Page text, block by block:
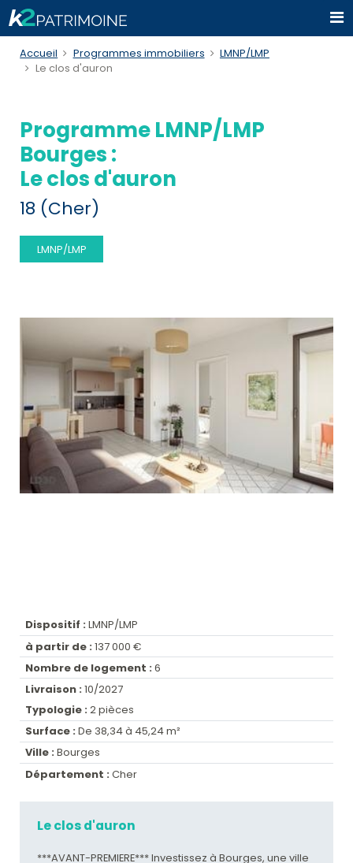
Accueil Programmes immobiliers
LMNP/LMP
Le clos d'auron
Programme LMNP/LMP
Bourges :
Le clos d'auron
18 (Cher)
LMNP/LMP
Dispositif : LMNP/LMP
à partir de : 137 000 €
Nombre de logement : 6
Livraison : 10/2027
Typologie : 2 pièces
Surface : De 38,34 à 45,24 m²
Ville : Bourges
Département : Cher
Le clos d'auron
***AVANT-PREMIERE*** Investissez à Bourges, une ville